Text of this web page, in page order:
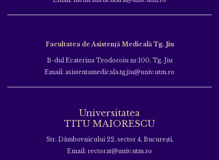
Facultatea de Asistență Medicală Tg. Jiu
B-dul Ecaterina Teodoroiu nr.100, Tg. Jiu
Email: asistentamedicala.tgjiu@univ.utm.ro
Universitatea
TITU MAIORESCU
Str. Dâmbovnicului 22, sector 4, București,
Email: rectorat@univ.utm.ro